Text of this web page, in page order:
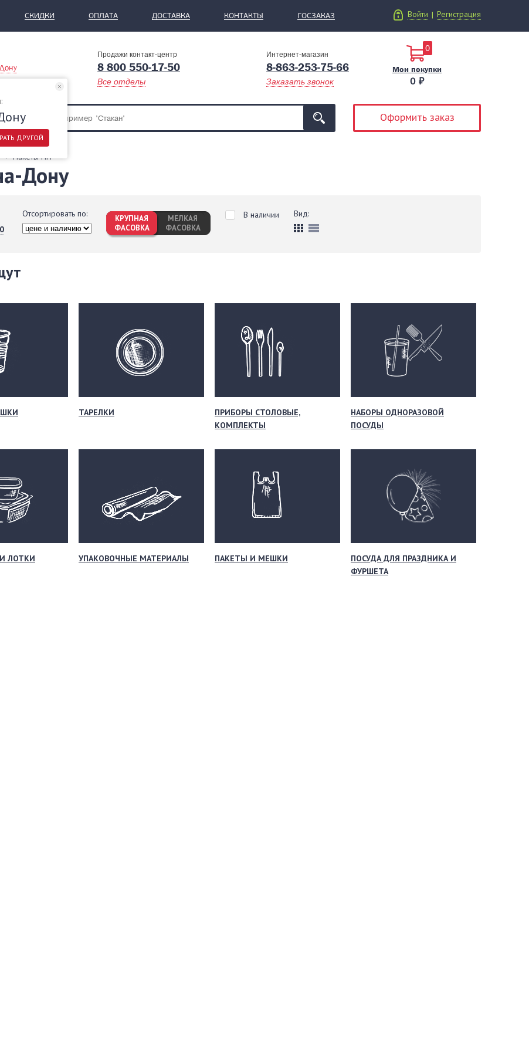
СКИДКИ ОПЛАТА ДОСТАВКА КОНТАКТЫ ГОСЗАКАЗ Войти | Регистрация
Продажи контакт-центр
8 800 550-17-50
Все отделы
ДРУГОЙ
Интернет-магазин
8-863-253-75-66
Заказать звонок
0
Мои покупки
0 ₽
Оформить заказ
Пакеты ПП
Дону
Отсортировать по:
КРУПНАЯ
ФАСОВКА
МЕЛКАЯ
ФАСОВКА
В наличии Вид:
ТАРЕЛКИ
ПРИБОРЫ СТОЛОВЫЕ,
КОМПЛЕКТЫ
НАБОРЫ ОДНОРАЗОВОЙ
ПОСУДЫ
ЛОТКИ УПАКОВОЧНЫЕ МАТЕРИАЛЫ ПАКЕТЫ И МЕШКИ
ПОСУДА ДЛЯ ПРАЗДНИКА И
ФУРШЕТА